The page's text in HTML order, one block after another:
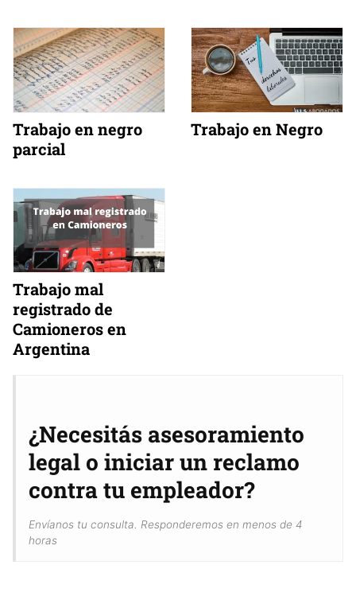
Trabajo en negro
parcial
Trabajo en Negro
Trabajo mal
registrado de
Camioneros en
Argentina
¿Necesitás asesoramiento
legal o iniciar un reclamo
contra tu empleador?
Envíanos tu consulta. Responderemos en menos de 4
horas